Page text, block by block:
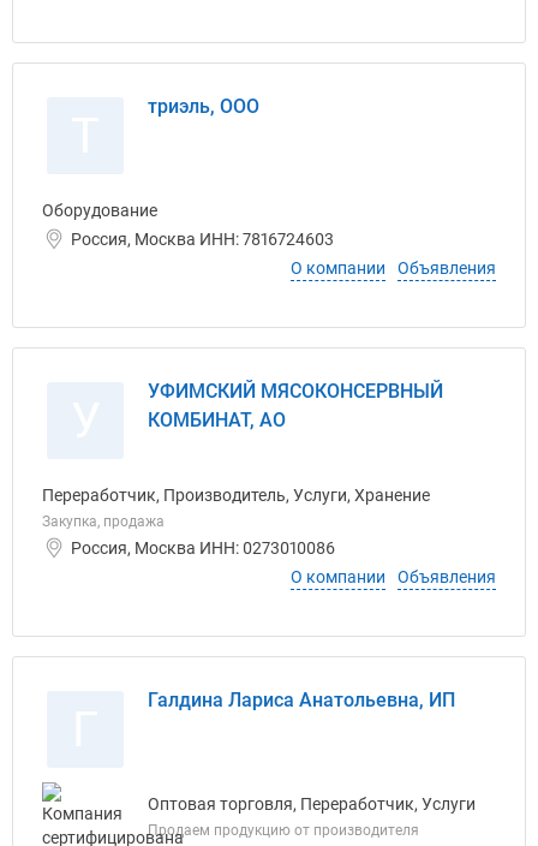
триэль, ООО
Оборудование
Россия, Москва ИНН: 7816724603
О компании
Объявления
УФИМСКИЙ МЯСОКОНСЕРВНЫЙ
КОМБИНАТ, АО
Переработчик, Производитель, Услуги, Хранение
Закупка, продажа
Россия, Москва ИНН: 0273010086
О компании
Объявления
Галдина Лариса Анатольевна, ИП
Оптовая торговля, Переработчик, Услуги
Продаем продукцию от производителя